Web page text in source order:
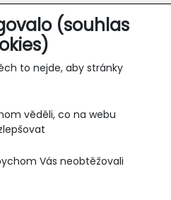
(souhlas
to nejde, aby stránky
věděli, co na webu
Vás neobtěžovali